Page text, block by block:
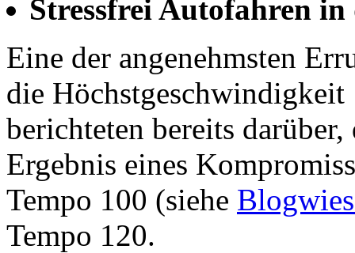
Stressfrei Autofahren in
Eine der angenehmsten
die
berichteten bereits darüber,
Ergebnis eines
Tempo 100 (siehe
Tempo 120.